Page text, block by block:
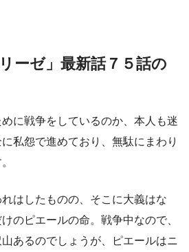
ーゼ」最新話７５話の
に戦争をしているのか、本人も迷
私怨で進めており、無駄にまわり
はしたものの、そこに大義はな
のピエールの命。戦争中なので、
あるのでしょうが、ピエールはニ